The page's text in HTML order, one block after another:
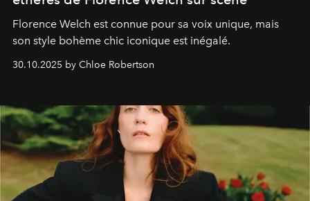
Florence Welch est connue pour sa voix unique, mais
son style bohème chic iconique est inégalé.
30.10.2025 by Chloe Robertson